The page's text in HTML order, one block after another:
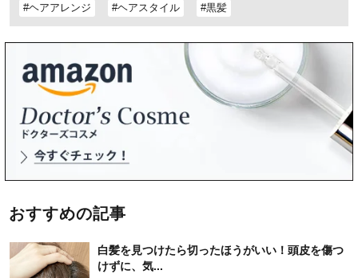
#ヘアアレンジ #ヘアスタイル #黒髪
おすすめの記事
白髪を見つけたら切ったほうがいい！頭皮を傷つ
けずに、気...